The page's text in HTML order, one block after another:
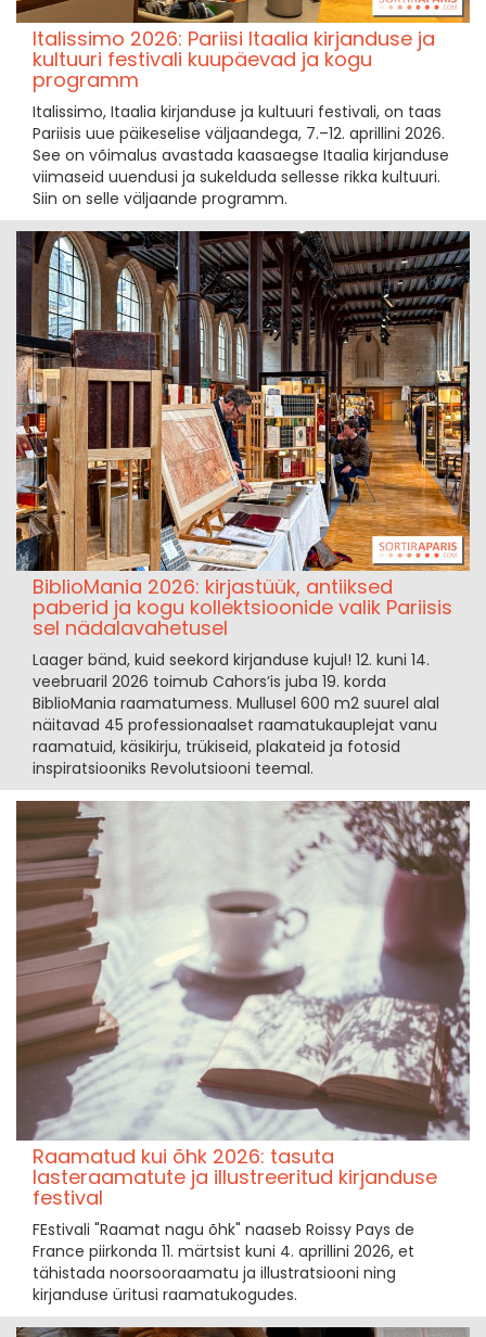
Italissimo 2026: Pariisi Itaalia kirjanduse ja
kultuuri festivali kuupäevad ja kogu
programm
Italissimo, Itaalia kirjanduse ja kultuuri festivali, on taas
Pariisis uue päikeselise väljaandega, 7.–12. aprillini 2026.
See on võimalus avastada kaasaegse Itaalia kirjanduse
viimaseid uuendusi ja sukelduda sellesse rikka kultuuri.
Siin on selle väljaande programm.
BiblioMania 2026: kirjastüük, antiiksed
paberid ja kogu kollektsioonide valik Pariisis
sel nädalavahetusel
Laager bänd, kuid seekord kirjanduse kujul! 12. kuni 14.
veebruaril 2026 toimub Cahors’is juba 19. korda
BiblioMania raamatumess. Mullusel 600 m2 suurel alal
näitavad 45 professionaalset raamatukauplejat vanu
raamatuid, käsikirju, trükiseid, plakateid ja fotosid
inspiratsiooniks Revolutsiooni teemal.
Raamatud kui õhk 2026: tasuta
lasteraamatute ja illustreeritud kirjanduse
festival
FEstivali "Raamat nagu õhk" naaseb Roissy Pays de
France piirkonda 11. märtsist kuni 4. aprillini 2026, et
tähistada noorsooraamatu ja illustratsiooni ning
kirjanduse üritusi raamatukogudes.